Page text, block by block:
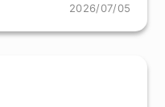
2026/07/05